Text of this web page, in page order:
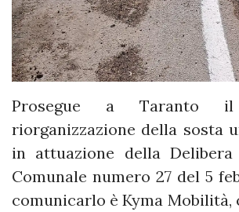
Prosegue a Taranto
riorganizzazione della sosta
in attuazione della
Comunale numero 27 del 5
comunicarlo è Kyma Mobilità,